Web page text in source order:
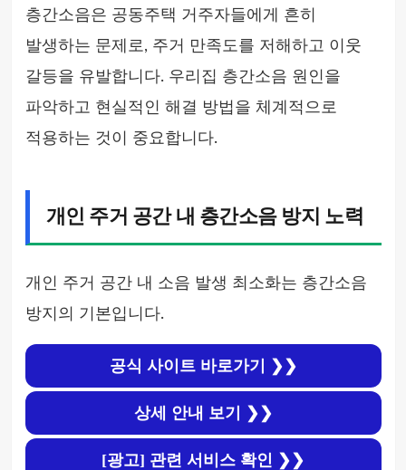
층간소음은 공동주택 거주자들에게 흔히
발생하는 문제로, 주거 만족도를 저해하고 이웃
갈등을 유발합니다. 우리집 층간소음 원인을
파악하고 현실적인 해결 방법을 체계적으로
적용하는 것이 중요합니다.
개인 주거 공간 내 층간소음 방지 노력
개인 주거 공간 내 소음 발생 최소화는 층간소음
방지의 기본입니다.
공식 사이트 바로가기 ❯❯
상세 안내 보기 ❯❯
[광고] 관련 서비스 확인 ❯❯